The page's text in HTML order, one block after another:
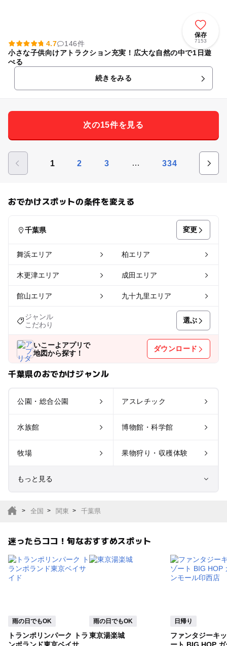
保存
7153
4.7
146件
小さな子供向けアトラクション充実！広大な自然の中で1日遊
べる
続きをみる
次の15件を見る
1 2 3 … 334
おでかけスポットの条件を変える
千葉県 変更
舞浜エリア 柏エリア
木更津エリア 成田エリア
館山エリア 九十九里エリア
ジャンル
こだわり
選ぶ
いこーよアプリで
地図から探す！
ダウンロード
千葉県のおでかけジャンル
公園・総合公園 アスレチック
水族館 博物館・科学館
牧場 果物狩り・収穫体験
もっと見る
サファリパーク
植物園・フラワーパー
ク
釣り
いちご狩り
全国 関東 千葉県
迷ったらココ！旬なおすすめスポット
雨の日でもOK
トランポリンパーク トラ
雨の日でもOK
東京湯楽城
日帰り
ファンタジーキ